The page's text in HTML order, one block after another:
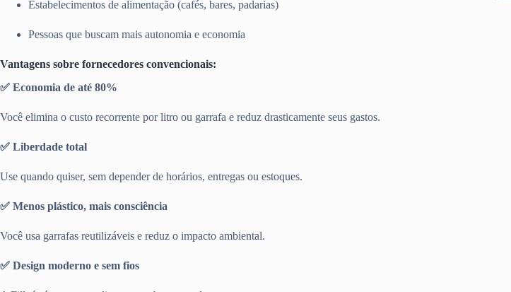
Estabelecimentos de alimentação (cafés, bares, padarias)
Pessoas que buscam mais autonomia e economia
Vantagens sobre fornecedores convencionais:
✅ Economia de até 80%
Você elimina o custo recorrente por litro ou garrafa e reduz drasticamente seus gastos.
✅ Liberdade total
Use quando quiser, sem depender de horários, entregas ou estoques.
✅ Menos plástico, mais consciência
Você usa garrafas reutilizáveis e reduz o impacto ambiental.
✅ Design moderno e sem fios